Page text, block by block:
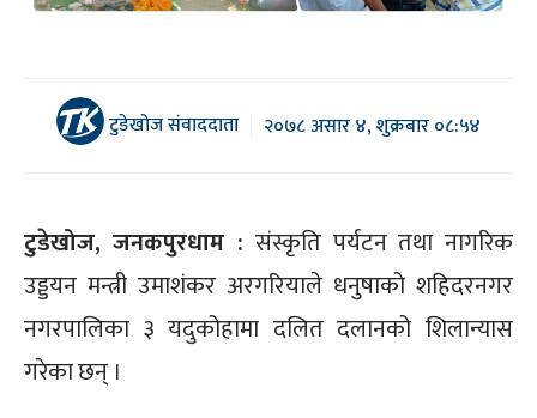
टुडेखोज संवाददाता २०७८ असार ४, शुक्रबार ०८:५४
टुडेखोज, जनकपुरधाम :संस्कृति पर्यटन तथा नागरिक
उड्डयन मन्त्री उमाशंकर अरगरियाले धनुषाको शहिदरनगर
नगरपालिका ३ यदुकोहामा दलित दलानको शिलान्यास
गरेका छन् ।